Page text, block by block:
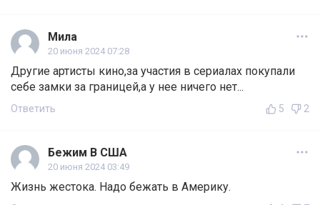
Мила
20 июня 2024 07:28
Другие артисты кино,за участия в сериалах покупали
себе замки за границей,а у нее ничего нет...
Ответить 5 2
Бежим В США
20 июня 2024 03:49
Жизнь жестока. Надо бежать в Америку.